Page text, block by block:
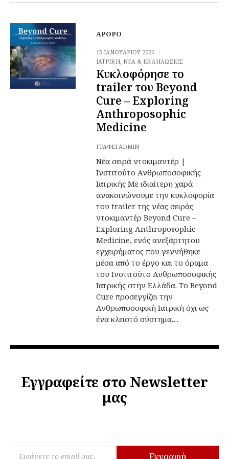
ΆΡΘΡΟ
15 ΙΑΝΟΥΑΡΊΟΥ 2026
ΙΑΤΡΙΚΉ ΝΈΑ & ΕΚΔΗΛΏΣΕΙΣ
Κυκλοφόρησε το
trailer του Beyond
Cure – Exploring
Anthroposophic
Medicine
ΓΡΆΦΕΙ ADMIN
Νέα σειρά ντοκιμαντέρ |
Ινστιτούτο Ανθρωποσοφικής
Ιατρικής Με ιδιαίτερη χαρά
ανακοινώνουμε την κυκλοφορία
του trailer της νέας σειράς
ντοκιμαντέρ Beyond Cure –
Exploring Anthroposophic
Medicine, ενός ανεξάρτητου
εγχειρήματος που γεννήθηκε
μέσα από το έργο και το όραμα
του Ινστιτούτο Ανθρωποσοφικής
Ιατρικής στην Ελλάδα. Το Beyond
Cure προσεγγίζει την
Ανθρωποσοφική Ιατρική όχι ως
ένα κλειστό σύστημα,...
Εγγραφείτε στο Newsletter
μας
E
Εγγραφή